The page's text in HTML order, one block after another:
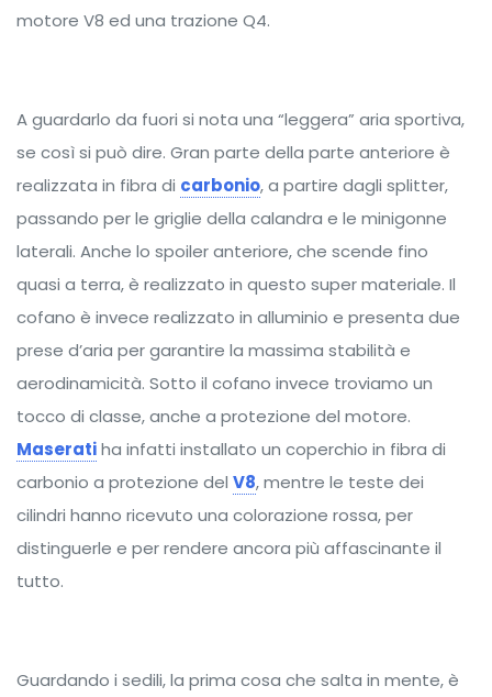
motore V8 ed una trazione Q4.
A guardarlo da fuori si nota una “leggera” aria sportiva,
se così si può dire. Gran parte della parte anteriore è
realizzata in fibra di carbonio, a partire dagli splitter,
passando per le griglie della calandra e le minigonne
laterali. Anche lo spoiler anteriore, che scende fino
quasi a terra, è realizzato in questo super materiale. Il
cofano è invece realizzato in alluminio e presenta due
prese d’aria per garantire la massima stabilità e
aerodinamicità. Sotto il cofano invece troviamo un
tocco di classe, anche a protezione del motore.
Maseratiha infatti installato un coperchio in fibra di
carbonio a protezione del V8, mentre le teste dei
cilindri hanno ricevuto una colorazione rossa, per
distinguerle e per rendere ancora più affascinante il
tutto.
Guardando i sedili, la prima cosa che salta in mente, è